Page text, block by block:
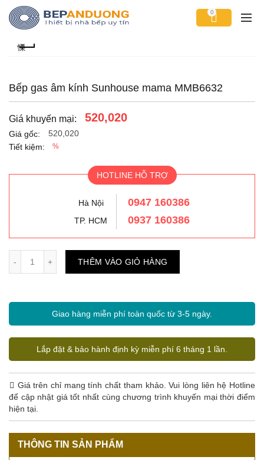
0
Bếp gas âm kính Sunhouse mama MMB6632
Giá khuyến mại: 520,020
Giá gốc:
520,020
Tiết kiệm:
%
HOTLINE HỖ TRỢ
Hà Nội 0947 160386
TP. HCM 0937 160386
THÊM VÀO GIỎ HÀNG
Giao hàng miễn phí toàn quốc từ 3-5 ngày.
Lắp đặt & bảo hành định kỳ miễn phí 6 tháng 1 lần.
Giá trên chỉ mang tính chất tham khảo. Vui lòng liên hệ Hotline
để cập nhật giá tốt nhất cùng chương trình khuyến mại thời điểm
hiện tại.
THÔNG TIN SẢN PHẨM